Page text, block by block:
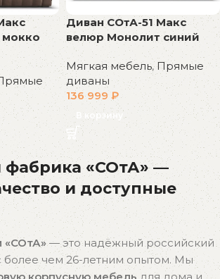
Диван СОтА-51 Макс
велюр Монолит синий
Мягкая мебель,Прямые
диваны
136 999 ₽
В корзину
фабрика «СОтА» —
и доступные
«СОтА»— это надёжный российский
более чем 26-летним опытом. Мы